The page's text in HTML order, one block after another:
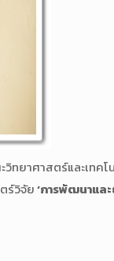
ทยาศาสตร์และเทคโ
ร์วิจัย‘การพัฒนาแล